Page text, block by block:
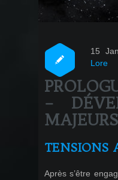
15
Lore
–
MAJEURS
TENSIONS
Après s’être